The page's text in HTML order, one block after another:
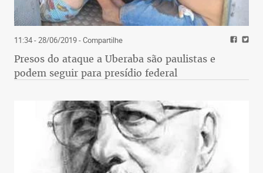
11:34 - 28/06/2019- Compartilhe
Presos do ataque a Uberaba são paulistas e
podem seguir para presídio federal